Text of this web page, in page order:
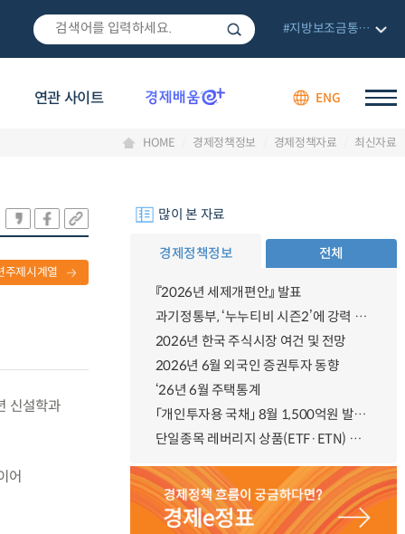
연관 사이트 ENG
#지방보조금통합관리망
HOME 경제정책정보 경제정책자료 최신자료
주제시계열
신설학과
어
많이 본 자료
경제정책정보 전체
『2026년 세제개편안』 발표
과기정통부, ‘누누티비 시즌2’에 강력 대응 의지 밝혀
2026년 한국 주식시장 여건 및 전망
2026년 6월 외국인 증권투자 동향
‘26년 6월 주택통계
「개인투자용 국채」 8월 1,500억원 발행 예정
단일종목 레버리지 상품(ETF·ETN) 기본예탁금 강화 조기시행 방안 안내